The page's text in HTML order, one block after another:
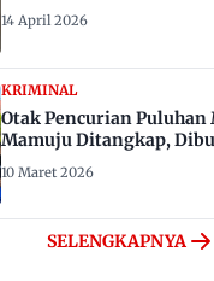
14 April 2026
KRIMINAL
Otak Pencurian
Mamuju Ditangkap,
10 Maret 2026
SELENGKAPNYA